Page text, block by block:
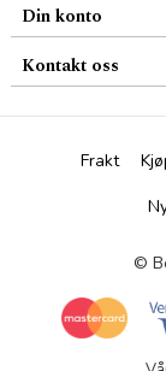
Din konto
Kontakt oss
Frakt
©